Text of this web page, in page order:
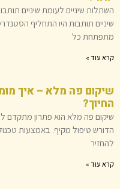
השתלות שיניים לעומת שיניים
שיניים תותבות היו התחליף
מתפתחת כל
קרא עוד »
שיקום פה מלא – איך
החיוך?
שיקום פה מלא הוא פתרון מתקדם
הדורש טיפול מקיף. באמצעות
להחזיר
קרא עוד »